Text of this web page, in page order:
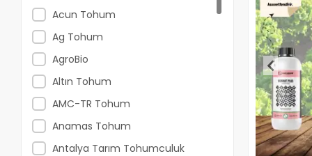
Acun Tohum
Ag Tohum
AgroBio
Altın Tohum
AMC-TR Tohum
Anamas Tohum
Antalya Tarım Tohumculuk